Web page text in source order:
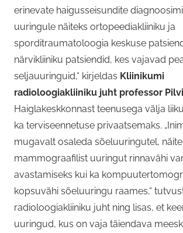
erinevate haigusseisundite
uuringule näiteks ortopeediakliiniku ja
sporditraumatoloogia keskuse
närvikliiniku patsiendid, kes vajavad
seljauuringuid,“ kirjeldas Kliinikumi
radioloogiakliiniku juht professor
Haiglakeskkonnast teenusega välja
ka terviseennetuse privaatsemaks.
mugavalt osaleda sõeluuringutel,
mammograafilist uuringut rinnavähi
avastamiseks kui ka
kopsuvähi sõeluuringu raames,“
radioloogiakliiniku juht ning lisas, et
uuringud, kus on vaja täiendava